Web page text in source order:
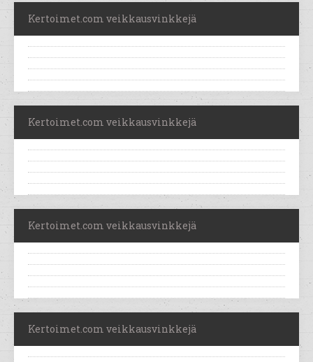
Kertoimet.com veikkausvinkkejä
Kertoimet.com veikkausvinkkejä
Kertoimet.com veikkausvinkkejä
Kertoimet.com veikkausvinkkejä